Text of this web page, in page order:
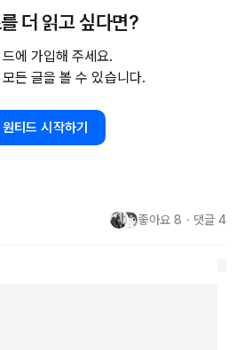
배님들께 조언을 구하고 싶어 이렇게 글
있는 분야는 교육기획, 조직문화, 인력개
다,, 저는 다른 전공을 공부했지만 이번에
에 눈을 뜨게 되었습니다, 근데 막상 전공
정보가 적어 두루뭉실하지만 관련 일을
공부를 하면 좋은지 조언 부탁드립니다 ㅜ
더 읽고 싶다면?
에 가입해 주세요.
든 글을 볼 수 있습니다.
원티드 시작하기
좋아요 8 ・ 댓글 4